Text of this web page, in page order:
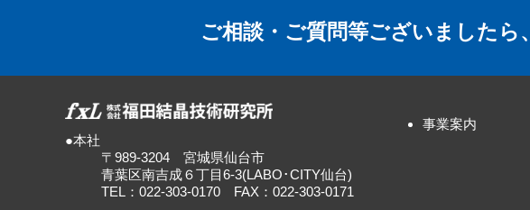
ご相談・ご質問等ございましたら、
●本社
〒989-3204 宮城県仙台市
青葉区南吉成６丁目6-3(LABO･CITY仙台)
TEL：022-303-0170 FAX：022-303-0171
事業案内